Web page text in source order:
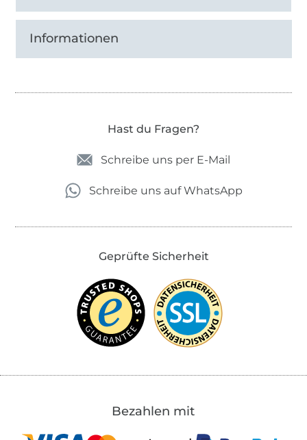
Informationen
Hast du Fragen?
Schreibe uns per E-Mail
Schreibe uns auf WhatsApp
Geprüfte Sicherheit
Bezahlen mit